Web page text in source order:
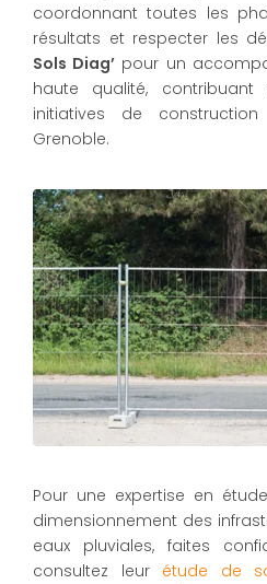
coordonnant toutes les
résultats et respecter les
Sols Diag’ pour un
haute qualité,
initiatives de
Grenoble.
Pour une expertise en
dimensionnement des
eaux pluviales, faites
consultez leur étude de